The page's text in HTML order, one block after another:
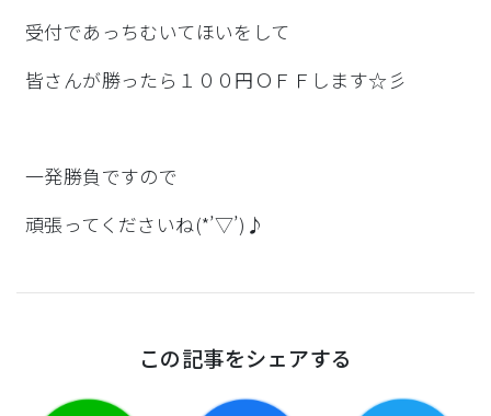
受付であっちむいてほいをして
皆さんが勝ったら１００円ＯＦＦします☆彡
一発勝負ですので
頑張ってくださいね(*’▽’)♪
この記事をシェアする